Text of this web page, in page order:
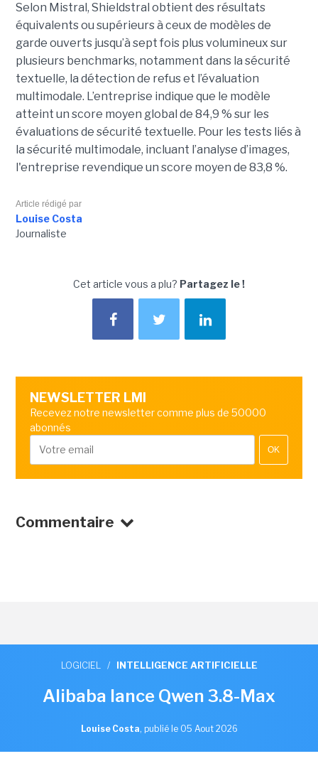
Selon Mistral, Shieldstral obtient des résultats
équivalents ou supérieurs à ceux de modèles de
garde ouverts jusqu’à sept fois plus volumineux sur
plusieurs benchmarks, notamment dans la sécurité
textuelle, la détection de refus et l’évaluation
multimodale. L’entreprise indique que le modèle
atteint un score moyen global de 84,9 % sur les
évaluations de sécurité textuelle. Pour les tests liés à
la sécurité multimodale, incluant l’analyse d’images,
l'entreprise revendique un score moyen de 83,8 %.
Article rédigé par
Louise Costa
Journaliste
Cet article vous a plu? Partagez le !
NEWSLETTER LMI
Recevez notre newsletter comme plus de 50000
abonnés
OK
Commentaire
LOGICIEL / INTELLIGENCE ARTIFICIELLE
Alibaba lance Qwen 3.8-Max
Louise Costa, publié le 05 Aout 2026